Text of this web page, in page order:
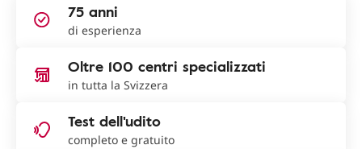
75 anni
di esperienza
Oltre 100 centri specializzati
in tutta la Svizzera
Test dell'udito
completo e gratuito